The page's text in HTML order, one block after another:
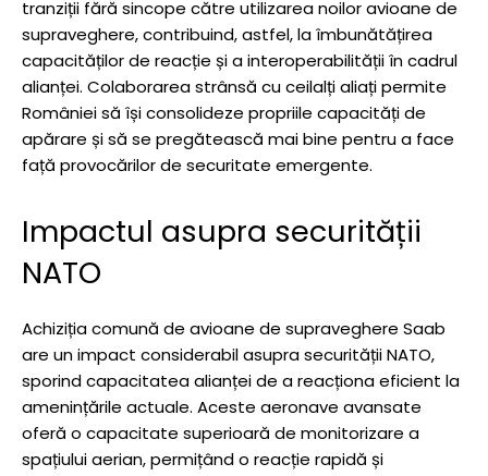
tranziții fără sincope către utilizarea noilor avioane de
supraveghere, contribuind, astfel, la îmbunătățirea
capacităților de reacție și a interoperabilității în cadrul
alianței. Colaborarea strânsă cu ceilalți aliați permite
României să își consolideze propriile capacități de
apărare și să se pregătească mai bine pentru a face
față provocărilor de securitate emergente.
Impactul asupra securității
NATO
Achiziția comună de avioane de supraveghere Saab
are un impact considerabil asupra securității NATO,
sporind capacitatea alianței de a reacționa eficient la
amenințările actuale. Aceste aeronave avansate
oferă o capacitate superioară de monitorizare a
spațiului aerian, permițând o reacție rapidă și